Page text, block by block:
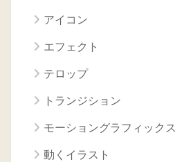
アイコン
エフェクト
テロップ
トランジション
モーショングラフィックス
動くイラスト